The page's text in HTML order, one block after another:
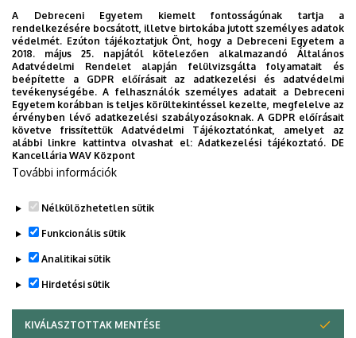
+36 52 512 900 75360
E-mail cím buglyo.imre@inf.unideb.hu
Cím 4028 Debrecen Kassai út 26
Épület Informatikai Kar épület
Emelet, ajtó 3. emelet, I320 (iroda)
Weboldal
Legutóbbi frissítés: 2026. 03. 05. 11:45
A Debreceni Egyetem kiemelt fontosságúnak tartja a
rendelkezésére bocsátott, illetve birtokába jutott személyes adatok
védelmét. Ezúton tájékoztatjuk Önt, hogy a Debreceni Egyetem a
2018. május 25. napjától kötelezően alkalmazandó Általános
Adatvédelmi Rendelet alapján felülvizsgálta folyamatait és
beépítette a GDPR előírásait az adatkezelési és adatvédelmi
tevékenységébe. A felhasználók személyes adatait a Debreceni
Egyetem korábban is teljes körültekintéssel kezelte, megfelelve az
érvényben lévő adatkezelési szabályozásoknak. A GDPR előírásait
követve frissítettük Adatvédelmi Tájékoztatónkat, amelyet az
alábbi linkre kattintva olvashat el:Adatkezelési tájékoztató. DE
Kancellária WAV Központ
További információk
Nélkülözhetetlen sütik
Funkcionális sütik
Analitikai sütik
Hirdetési sütik
KIVÁLASZTOTTAK MENTÉSE
WITHDRAW CONSENT